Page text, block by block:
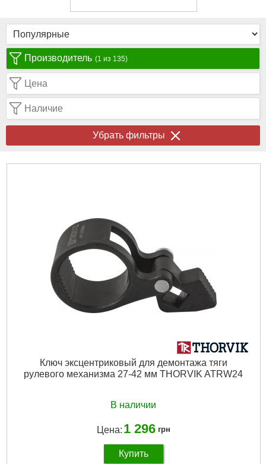
Производитель (1 из 135)
Цена
Наличие
Убрать фильтры
Ключ эксцентриковый для демонтажа тяги
рулевого механизма 27-42 мм THORVIK ATRW24
В наличии
Цена: 1 296 грн
Купить